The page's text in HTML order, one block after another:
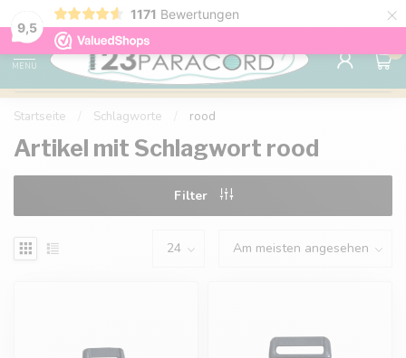
9,5
1171 Bewertungen ×
Kostenlose Lieferung nach Hause ab 150 €
MENU
0
Startseite Schlagworte rood
Artikel mit Schlagwort rood
Filter